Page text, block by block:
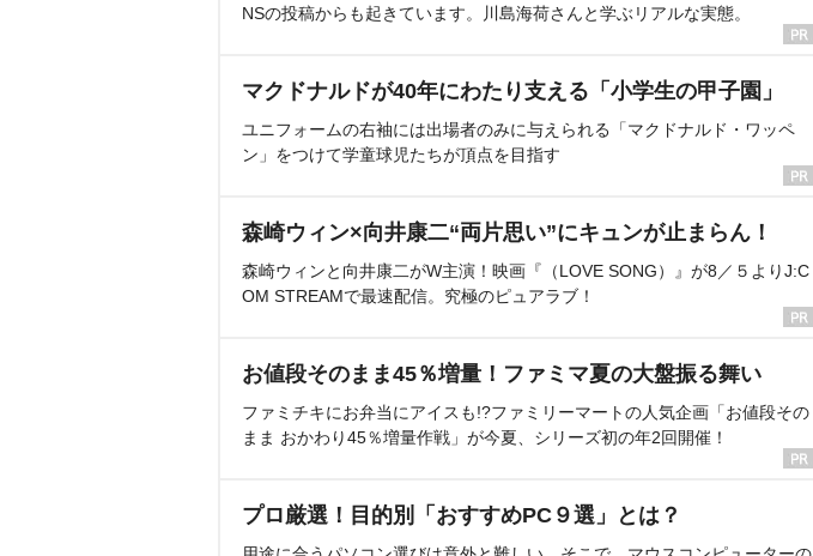
NSの投稿からも起きています。川島海荷さんと学ぶリアルな実態。
マクドナルドが40年にわたり支える「小学生の甲子園」
ユニフォームの右袖には出場者のみに与えられる「マクドナルド・ワッペ
ン」をつけて学童球児たちが頂点を目指す
森崎ウィン×向井康二“両片思い”にキュンが止まらん！
森崎ウィンと向井康二がW主演！映画『（LOVE SONG）』が8／５よりJ:C
OM STREAMで最速配信。究極のピュアラブ！
お値段そのまま45％増量！ファミマ夏の大盤振る舞い
ファミチキにお弁当にアイスも!?ファミリーマートの人気企画「お値段その
まま おかわり45％増量作戦」が今夏、シリーズ初の年2回開催！
プロ厳選！目的別「おすすめPC９選」とは？